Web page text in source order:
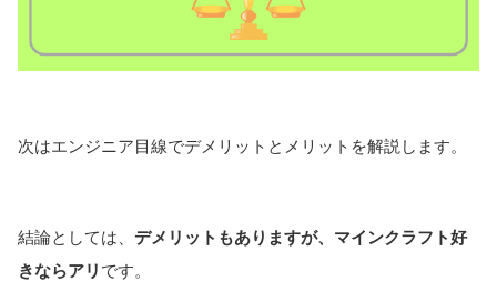
次はエンジニア目線でデメリットとメリットを解説します。
結論としては、 デメリットもありますが、マインクラフト好
きならアリ です。